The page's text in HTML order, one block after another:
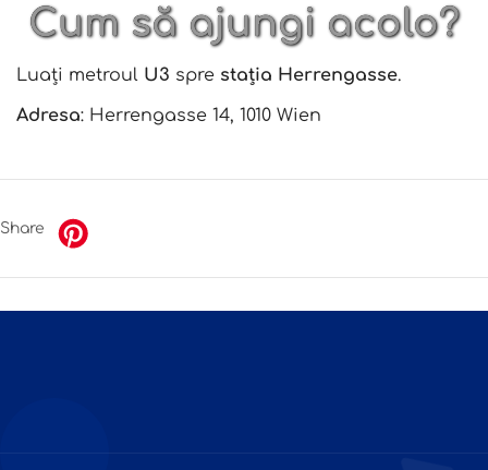
Cum să ajungi acolo?
Luați metroul U3 spre stația Herrengasse.
Adresa: Herrengasse 14, 1010 Wien
Share